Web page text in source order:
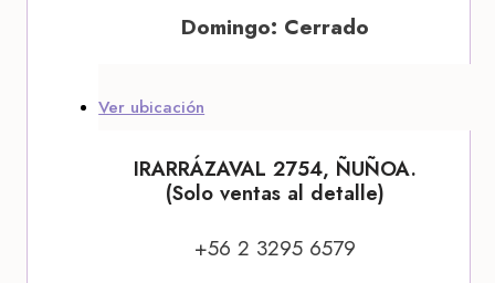
Domingo: Cerrado
Ver ubicación
IRARRÁZAVAL 2754, ÑUÑOA.
(Solo ventas al detalle)
+56 2 3295 6579